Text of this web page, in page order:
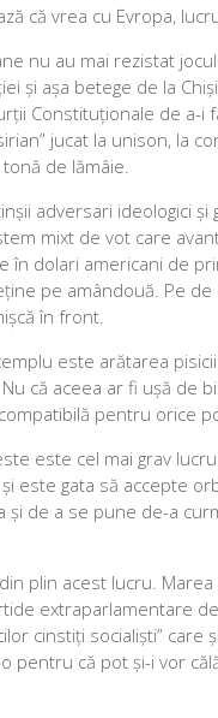
că vrea cu Evropa,
nu au mai rezistat
și așa betege de la
Constituționale de
jucat la unison, la
de lămâie.
adversari ideologici
mixt de vot care
în dolari americani de
pe amândouă. Pe
în front.
este arătarea
că aceea ar fi ușă
pentru orice
este cel mai grav
este gata să accepte
de a se pune de-a
plin acest lucru.
extraparlamentare
cinstiți socialiști”
pentru că pot și-i vor